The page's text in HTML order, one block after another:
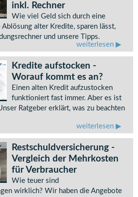
inkl. Rechner
Wie viel Geld sich durch eine
alter Kredite, sparen lässt,
und unsere Tipps.
weiterlesen
Kredite aufstocken -
Worauf kommt es an?
Einen alten Kredit aufzustocken
funktioniert fast immer. Aber es ist
Ratgeber erklärt, was zu beachten
weiterlesen
Restschuldversicherung -
Vergleich der Mehrkosten
für Verbraucher
Wie teuer sind
wirklich? Wir haben die Angebote